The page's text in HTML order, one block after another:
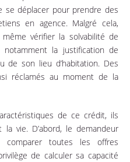
se déplacer pour prendre des
en agence. Malgré cela,
vérifier la solvabilité de
notamment la justification de
de son lieu d’habitation. Des
réclamés au moment de la
de ce crédit, ils
vie. D’abord, le demandeur
toutes les offres
de calculer sa capacité